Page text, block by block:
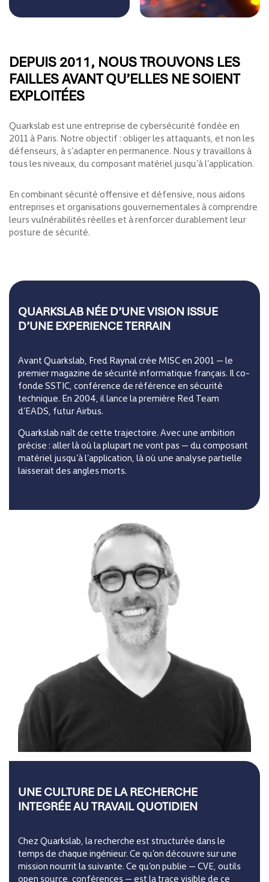
DEPUIS 2011, NOUS TROUVONS LES
FAILLES AVANT QU’ELLES NE SOIENT
EXPLOITÉES
Quarkslab est une entreprise de cybersécurité fondée en
2011 à Paris. Notre objectif : obliger les attaquants, et non les
défenseurs, à s’adapter en permanence. Nous y travaillons à
tous les niveaux, du composant matériel jusqu’à l’application.
En combinant sécurité offensive et défensive, nous aidons
entreprises et organisations gouvernementales à comprendre
leurs vulnérabilités réelles et à renforcer durablement leur
posture de sécurité.
QUARKSLAB NÉE D’UNE VISION ISSUE
D’UNE EXPERIENCE TERRAIN
Avant Quarkslab, Fred Raynal crée MISC en 2001 — le
premier magazine de sécurité informatique français. Il co-
fonde SSTIC, conférence de référence en sécurité
technique. En 2004, il lance la première Red Team
d’EADS, futur Airbus.
Quarkslab naît de cette trajectoire. Avec une ambition
précise : aller là où la plupart ne vont pas — du composant
matériel jusqu’à l’application, là où une analyse partielle
laisserait des angles morts.
UNE CULTURE DE LA RECHERCHE
INTEGRÉE AU TRAVAIL QUOTIDIEN
Chez Quarkslab, la recherche est structurée dans le
temps de chaque ingénieur. Ce qu’on découvre sur une
mission nourrit la suivante. Ce qu’on publie — CVE, outils
open source, conférences — est la trace visible de ce